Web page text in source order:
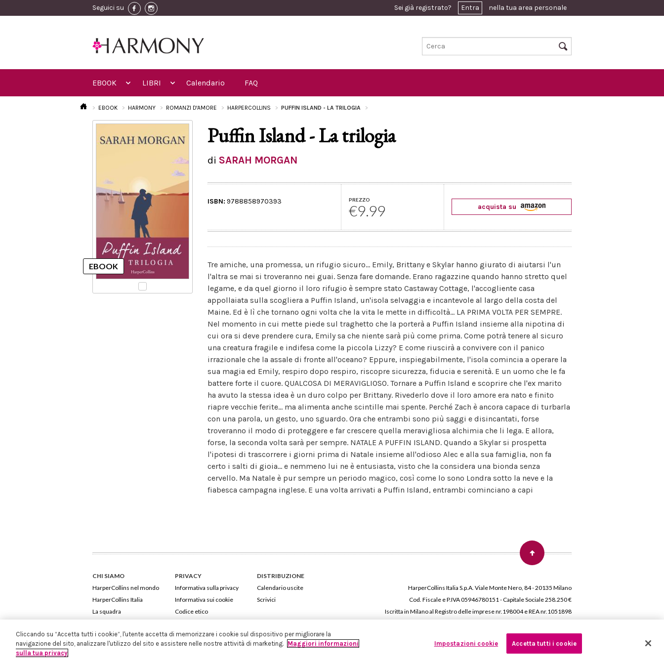
Seguici su Sei già registrato? Entra nella tua area personale
EBOOK LIBRI Calendario FAQ
EBOOK HARMONY ROMANZI D'AMORE HARPERCOLLINS PUFFIN ISLAND - LA TRILOGIA
Puffin Island - La trilogia
di SARAH MORGAN
ISBN: 9788858970393 PREZZO
€9.99 acquista su
Tre amiche, una promessa, un rifugio sicuro... Emily, Brittany e Skylar hanno giurato di aiutarsi l'un
l'altra se mai si troveranno nei guai. Senza fare domande. Erano ragazzine quando hanno stretto quel
legame, e da quel giorno il loro rifugio è sempre stato Castaway Cottage, l'accogliente casa
appollaiata sulla scogliera a Puffin Island, un'isola selvaggia e incantevole al largo della costa del
Maine. Ed è lì che tornano ogni volta che la vita le mette in difficoltà... LA PRIMA VOLTA PER SEMPRE.
Nel momento in cui mette piede sul traghetto che la porterà a Puffin Island insieme alla nipotina di
cui ora si deve prendere cura, Emily sa che niente sarà più come prima. Come potrà tenere al sicuro
una creatura fragile e indifesa come la piccola Lizzy? E come riuscirà a convivere con il panico
irrazionale che la assale di fronte all'oceano? Eppure, inspiegabilmente, l'isola comincia a operare la
sua magia ed Emily, respiro dopo respiro, riscopre sicurezza, fiducia e serenità. E un uomo che le fa
battere forte il cuore. QUALCOSA DI MERAVIGLIOSO. Tornare a Puffin Island e scoprire che l'ex marito
ha avuto la stessa idea è un duro colpo per Brittany. Rivederlo dove il loro amore era nato e finito
riapre vecchie ferite... ma alimenta anche scintille mai spente. Perché Zach è ancora capace di turbarla
con una parola, un gesto, uno sguardo. Ora che entrambi sono più saggi e disincantati, forse
troveranno il modo di proteggere e far crescere quella meravigliosa alchimia che li lega. E allora,
forse, la seconda volta sarà per sempre. NATALE A PUFFIN ISLAND. Quando a Skylar si prospetta
l'ipotesi di trascorrere i giorni prima di Natale insieme all'odioso Alec e alla sua famiglia, non fa
certo i salti di gioia... e nemmeno lui ne è entusiasta, visto che la considera una bionda senza
cervello. Ma Natale è pur sempre un periodo magico, così come lo sono Londra sotto la neve e la
fiabesca campagna inglese. E una volta arrivati a Puffin Island, entrambi cominciano a capi
CHI SIAMO
HarperCollins nel mondo
HarperCollins Italia
La squadra
PRIVACY
Informativa sulla privacy
Informativa sui cookie
Codice etico
DISTRIBUZIONE
Calendario uscite
Scrivici
HarperCollins Italia S.p.A. Viale Monte Nero, 84 - 20135 Milano
Cod. Fiscale e P.IVA 05946780151 - Capitale Sociale 258.250 €
Iscritta in Milano al Registro delle imprese nr.198004 e REA nr.1051898
Cliccando su “Accetta tutti i cookie”, l'utente accetta di memorizzare i cookie sul dispositivo per migliorare la
navigazione del sito, analizzare l'utilizzo del sito e assistere nelle nostre attività di marketing. Maggiori informazioni
sulla tua privacy
Impostazioni cookie Accetta tutti i cookie